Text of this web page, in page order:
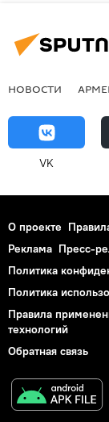
НОВОСТИ
VK
О проекте
Реклама Пресс-
Политика
Политика
Правила
технологий
Обратная связь